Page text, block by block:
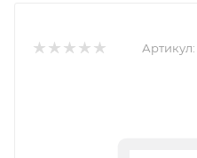
Артикул: